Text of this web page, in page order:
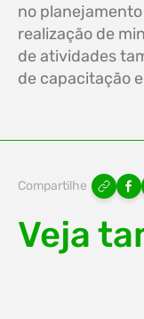
no
realização de
de atividades
de capacitação
Compartilhe
Veja